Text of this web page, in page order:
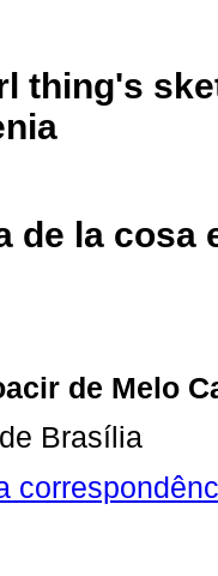
thing's
de la cosa
de Melo
Brasília